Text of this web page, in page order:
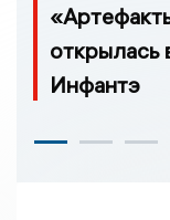
открылась
Инфантэ